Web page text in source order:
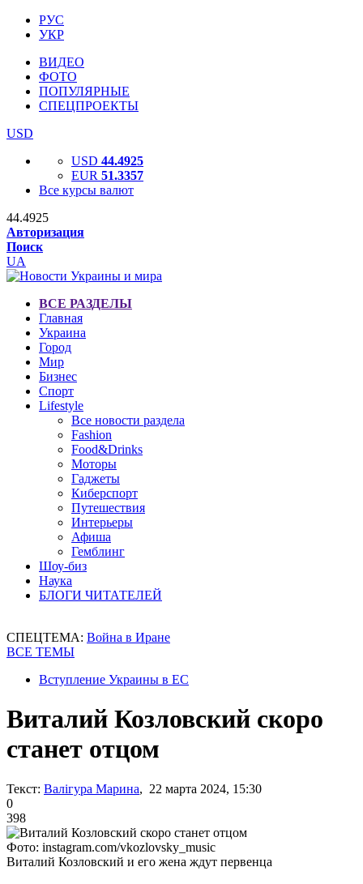
РУС
УКР
ВИДЕО
ФОТО
ПОПУЛЯРНЫЕ
СПЕЦПРОЕКТЫ
USD
USD 44.4925
EUR 51.3357
Все курсы валют
44.4925
Авторизация
Поиск
UA
ВСЕ РАЗДЕЛЫ
Главная
Украина
Город
Мир
Бизнес
Спорт
Lifestyle
Все новости раздела
Fashion
Food&Drinks
Моторы
Гаджеты
Киберспорт
Путешествия
Интерьеры
Афиша
Гемблинг
Шоу-биз
Наука
БЛОГИ ЧИТАТЕЛЕЙ
СПЕЦТЕМА: Война в Иране
ВСЕ ТЕМЫ
Вступление Украины в ЕС
Виталий Козловский скоро
станет отцом
Текст: Валігура Марина, 22 марта 2024, 15:30
0
398
Фото: instagram.com/vkozlovsky_music
Виталий Козловский и его жена ждут первенца